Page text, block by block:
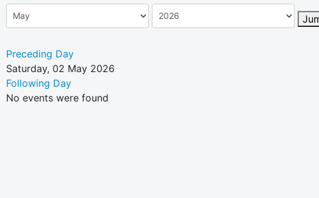
Preceding Day
Saturday, 02 May 2026
Following Day
No events were found